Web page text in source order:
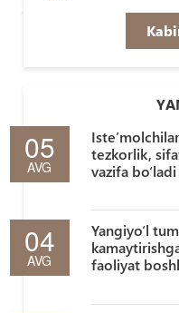
05
AVG
tezkorlik,
vazifa bo‘ladi
04
AVG
Yangiyo‘l
faoliyat